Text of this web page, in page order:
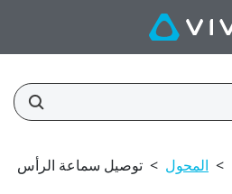
> المحول > توصيل سماعة الرأس